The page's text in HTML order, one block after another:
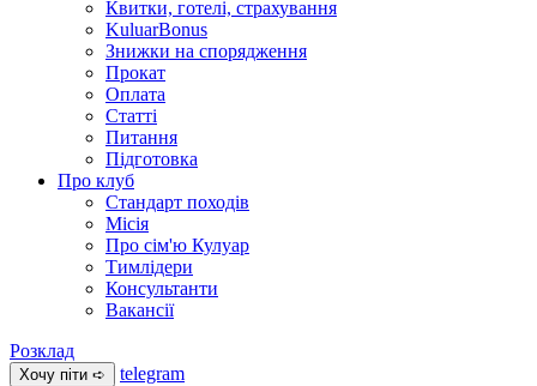
Квитки, готелі, страхування
KuluarBonus
Знижки на спорядження
Прокат
Оплата
Статті
Питання
Підготовка
Про клуб
Стандарт походів
Місія
Про сім'ю Кулуар
Тимлідери
Консультанти
Вакансії
Розклад
Хочу піти ➪
telegram